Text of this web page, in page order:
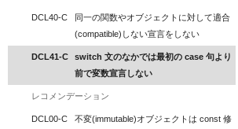
DCL40-C
同一の関数やオブジェクトに対して適合
(compatible)しない宣言をしない
DCL41-C
switch 文のなかでは最初の case 句より
前で変数宣言しない
レコメンデーション
DCL00-C
不変(immutable)オブジェクトは const 修